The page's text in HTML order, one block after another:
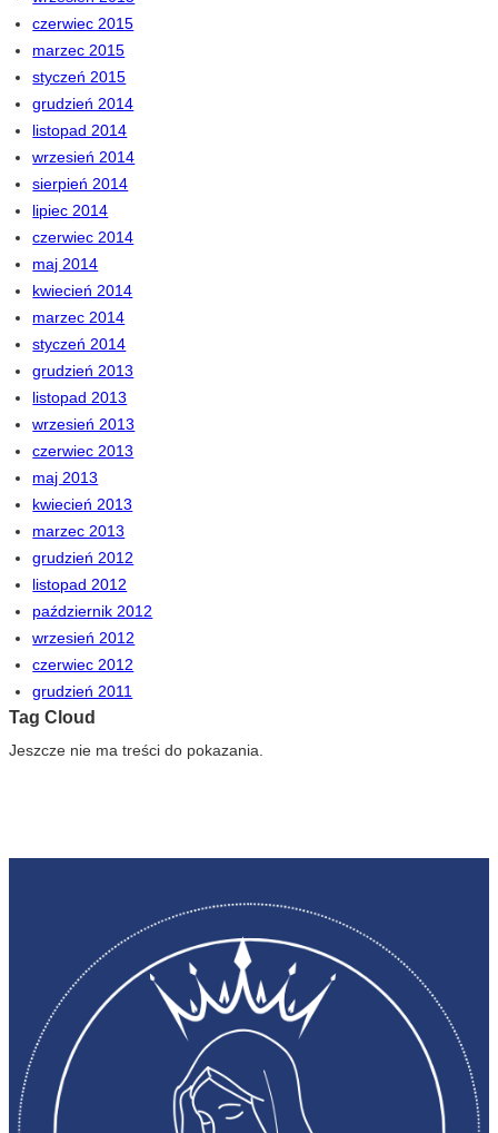
czerwiec 2015
marzec 2015
styczeń 2015
grudzień 2014
listopad 2014
wrzesień 2014
sierpień 2014
lipiec 2014
czerwiec 2014
maj 2014
kwiecień 2014
marzec 2014
styczeń 2014
grudzień 2013
listopad 2013
wrzesień 2013
czerwiec 2013
maj 2013
kwiecień 2013
marzec 2013
grudzień 2012
listopad 2012
październik 2012
wrzesień 2012
czerwiec 2012
grudzień 2011
Tag Cloud
Jeszcze nie ma treści do pokazania.